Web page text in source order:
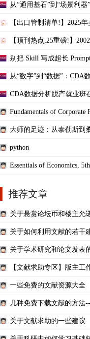
从“通用基石”到“场景利器
【出口管制清单!】2025
【顶刊热点,25重磅!】
别把 Skill 写成超长
从“数字”到“数据”：CDA
CDA数据分析脱产就业班
Fundamentals of Corporate
大师的足迹：从泰勒斯到
python
Essentials of Economics,
推荐文章
关于悬赏论坛币和楼主允
关于如何利用文献的若干
关于学术研究和论文发表
【文献求助专区】版主工
一些免费的文献资源大全
几种免费下载文献的方法
关于文献求助的一些建议